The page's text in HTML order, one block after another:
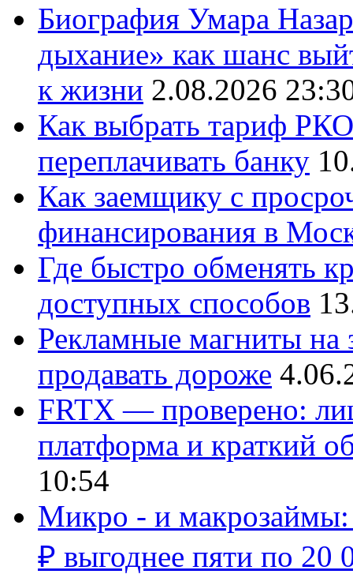
Биография Умара
дыхание» как шанс
к жизни 2.08.2026
Как выбрать тариф
переплачивать банку
Как заемщику с
финансирования в
Где быстро обменять
доступных способов
Рекламные магниты на
продавать дороже
FRTX — проверено:
платформа и краткий
10:54
Микро - и макрозаймы:
₽ выгоднее пяти по 20